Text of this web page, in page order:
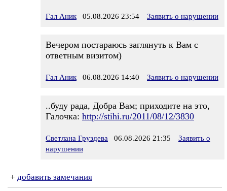
Гал Аник 05.08.2026 23:54 Заявить о нарушении
Вечером постараюсь заглянуть к Вам с
ответным визитом)
Гал Аник 06.08.2026 14:40 Заявить о нарушении
..буду рада, Добра Вам; приходите на это,
Галочка: http://stihi.ru/2011/08/12/3830
Светлана Груздева 06.08.2026 21:35
Заявить о
нарушении
+ добавить замечания